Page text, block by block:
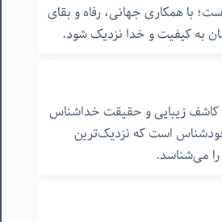
با همکاری جهانی، رفاه و بقای
به کیفیت و خدا نزدیک شود.
کاشف زیبایی و حقیقت خداشناس
خودشناس است که نزدیک‌ترین
می‌شناسد.